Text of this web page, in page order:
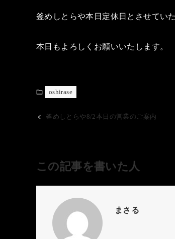
釜めしとらや本日定休日とさせてい
本日もよろしくお願いいたします。
oshirase
釜めしとらや8/2本日の営業のご案内
この記事を書いた人
まさる